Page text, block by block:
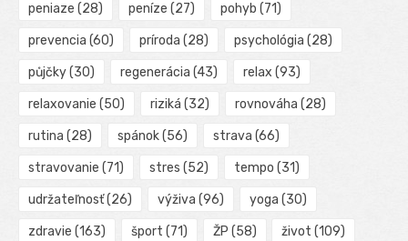
peniaze (28) peníze (27) pohyb (71)
prevencia (60) príroda (28) psychológia (28)
půjčky(30) regenerácia (43) relax (93)
relaxovanie (50) riziká (32) rovnováha (28)
rutina (28) spánok(56) strava (66)
stravovanie (71) stres (52) tempo (31)
udržateľnosť(26) výživa (96) yoga (30)
zdravie (163) šport (71) ŽP (58) život (109)